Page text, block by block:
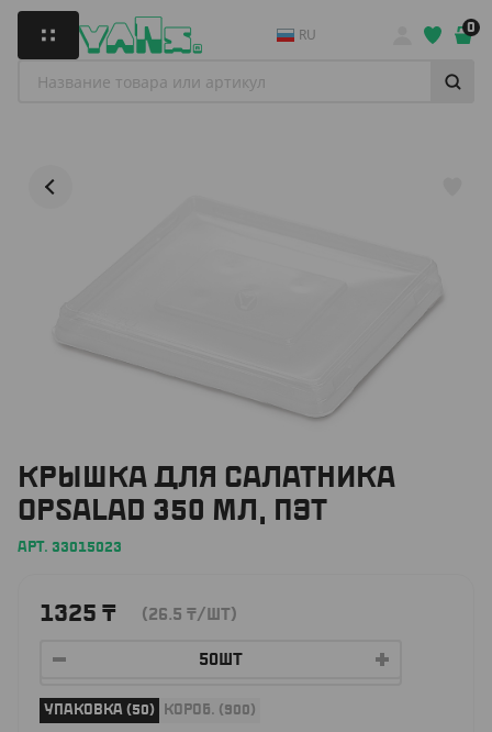
RU 0
КРЫШКА ДЛЯ САЛАТНИКА
OPSALAD 350 МЛ, ПЭТ
АРТ. 33015023
1325 ₸ (26.5 ₸/ШТ)
УПАКОВКА (50) КОРОБ. (900)